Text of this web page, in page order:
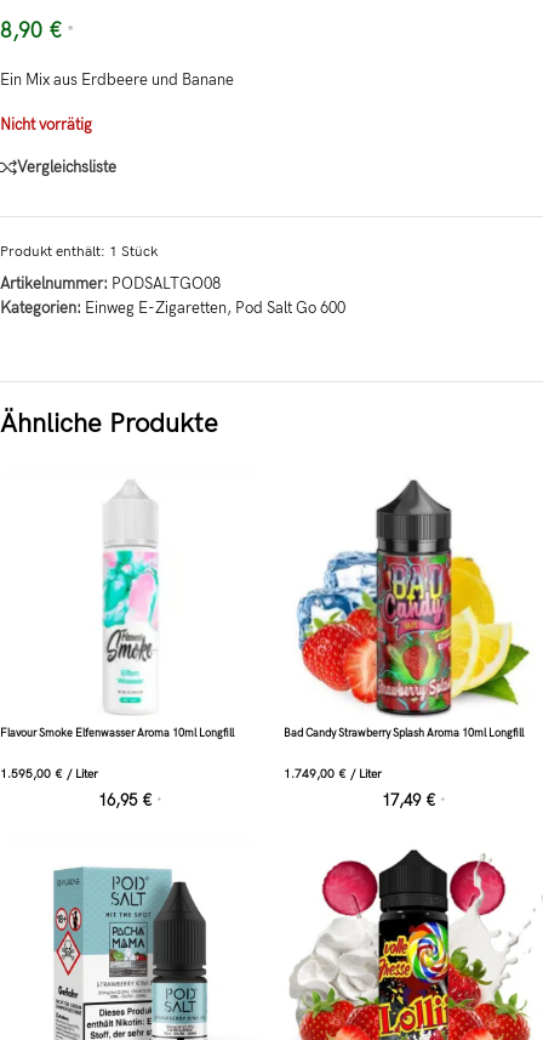
8,90 € *
Ein Mix aus Erdbeere und Banane
Nicht vorrätig
Vergleichsliste
Produkt enthält: 1 Stück
Artikelnummer: PODSALTGO08
Kategorien: Einweg E-Zigaretten, Pod Salt Go 600
Ähnliche Produkte
Flavour Smoke Elfenwasser Aroma 10ml Longfill
1.595,00 € / Liter
16,95 € *
Bad Candy Strawberry Splash Aroma 10ml Longfill
1.749,00 € / Liter
17,49 € *